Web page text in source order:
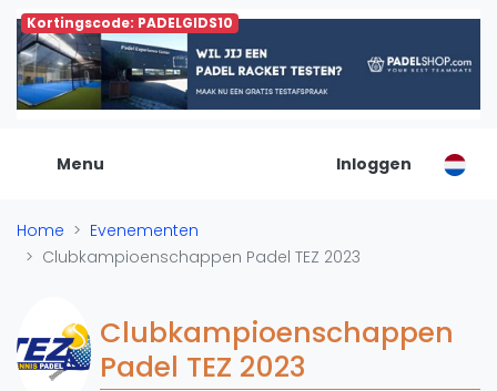
Kortingscode: PADELGIDS10
Menu
De Padel Gids
Alle padel locaties
Padelwinkels
Organisatie
Banenbouwers
Overige categorien
Padelscholen
Toevoegen data
Inloggen
Home
Evenementen
Clubkampioenschappen Padel TEZ 2023
Clubkampioenschappen
Padel TEZ 2023